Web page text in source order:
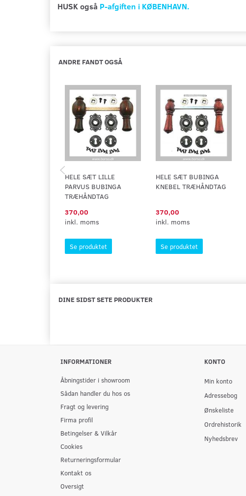
HUSK også P-afgiften i KØBENHAVN.
ANDRE FANDT OGSÅ
HELE SÆT LILLE
PARVUS BUBINGA
TRÆHÅNDTAG
370,00
inkl. moms
Se produktet
HELE SÆT BUBINGA
KNEBEL TRÆHÅNDTAG
370,00
inkl. moms
Se produktet
DINE SIDST SETE PRODUKTER
INFORMATIONER
Åbningstider i showroom
Sådan handler du hos os
Fragt og levering
Firma profil
Betingelser & Vilkår
Cookies
Returneringsformular
Kontakt os
Oversigt
KONTO
Min konto
Adressebog
Ønskeliste
Ordrehistorik
Nyhedsbrev